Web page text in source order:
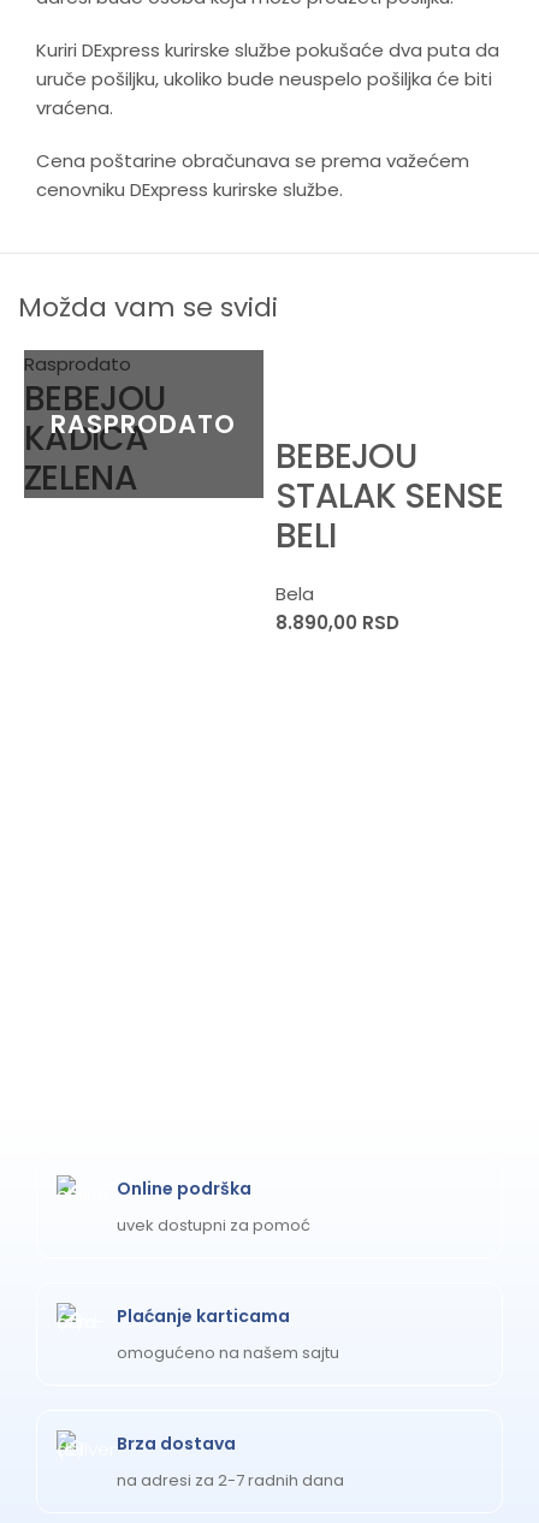
Kuriri DExpress kurirske službe pokušaće dva puta da
uruče pošiljku, ukoliko bude neuspelo pošiljka će biti
vraćena.
Cena poštarine obračunava se prema važećem
cenovniku DExpress kurirske službe.
Možda vam se svidi
Rasprodato
BEBEJOU
KADICA
ZELENA
BEBEJOU
STALAK SENSE
BELI
Bela
8.890,00 RSD
Online podrška
uvek dostupni za pomoć
Plaćanje karticama
omogućeno na našem sajtu
Brza dostava
na adresi za 2-7 radnih dana